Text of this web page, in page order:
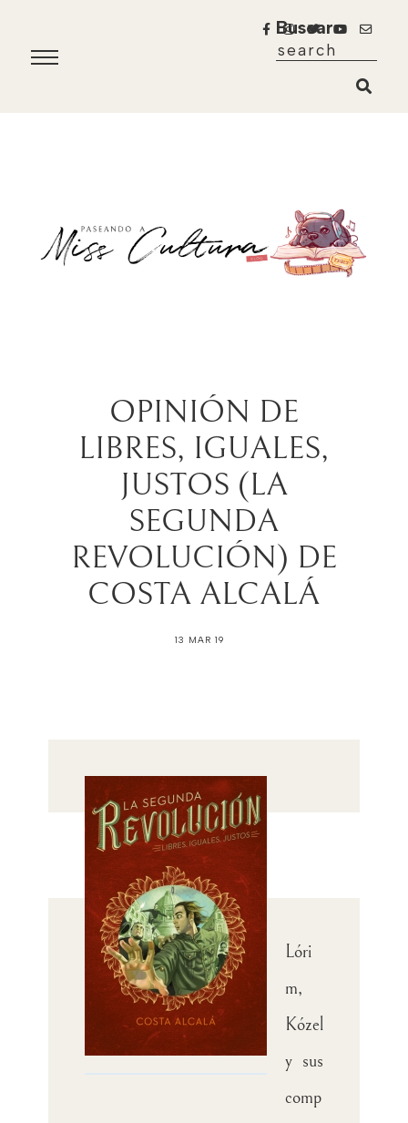
Buscar
OPINIÓN DE
LIBRES, IGUALES,
JUSTOS (LA
SEGUNDA
REVOLUCIÓN) DE
COSTA ALCALÁ
13 MAR 19
Lóri
m,
Kózel
y sus
comp